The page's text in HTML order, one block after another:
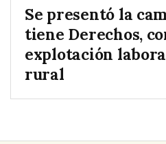
Se presentó la
tiene Derechos,
explotación
rural